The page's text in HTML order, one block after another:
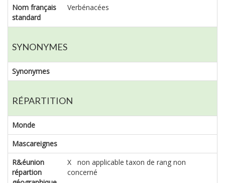
Nom français
standard
Verbénacées
SYNONYMES
Synonymes
RÉPARTITION
Monde
Mascareignes
R&éunion
répartion
X non applicable taxon de rang non
concerné